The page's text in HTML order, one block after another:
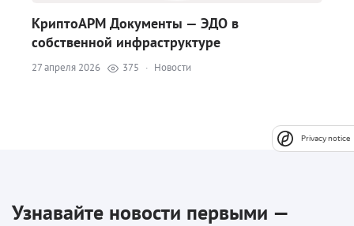
КриптоАРМ Документы — ЭДО в
собственной инфраструктуре
27 апреля 2026 375 · Новости
Узнавайте новости первыми —
Privacy notice